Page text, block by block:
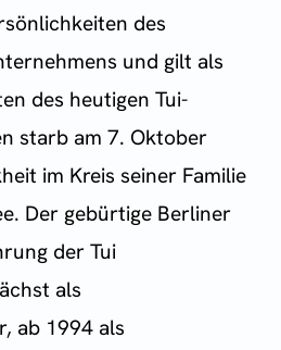
des
und gilt als
des heutigen Tui-
starb am 7. Oktober
im Kreis seiner Familie
Der gebürtige Berliner
der Tui
als
ab 1994 als